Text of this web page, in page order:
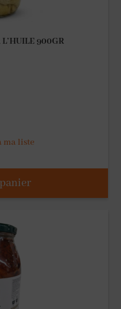
900GR
ma liste